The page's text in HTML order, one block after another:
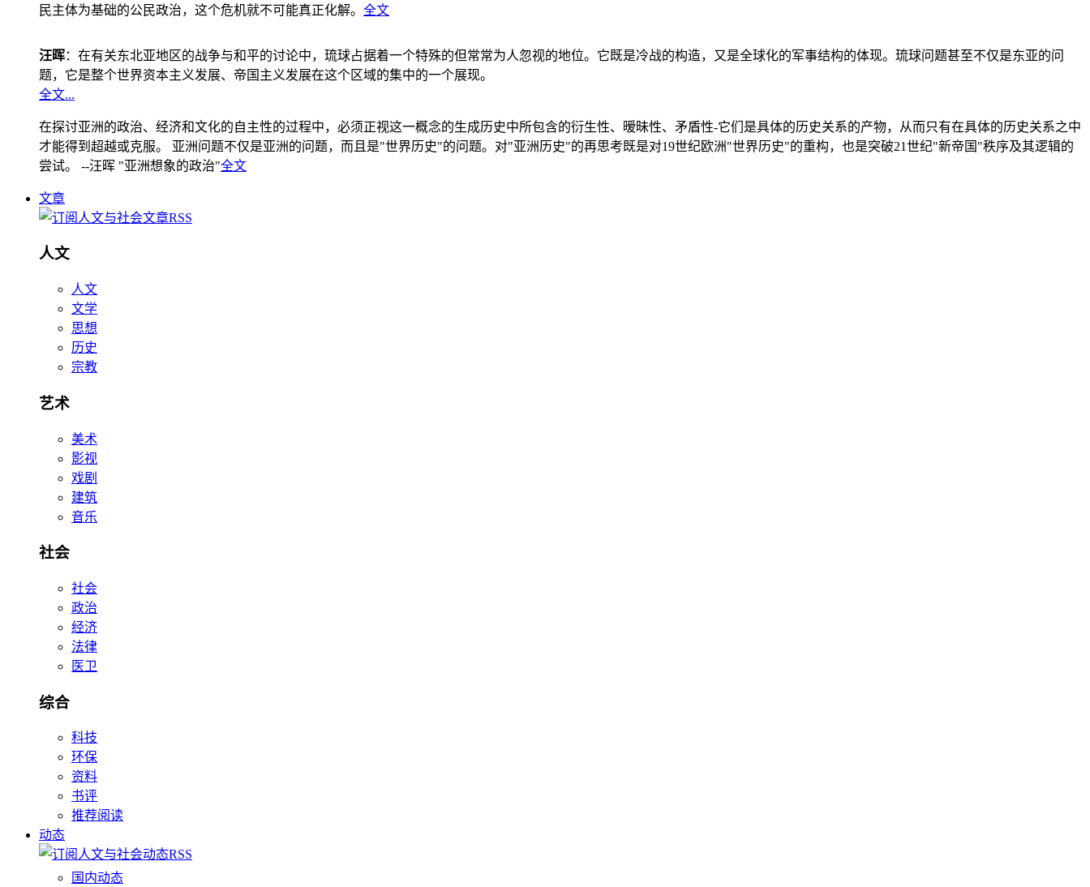
民主体为基础的公民政治，这个危机就不可能真正化解。 全文
汪晖：在有关东北亚地区的战争与和平的讨论中，琉球占据着一个特殊的但常常为人忽视的地位。它既是冷战的构造，又是全球化的军事结构的体现。琉球问题甚至不仅是东亚的问
题，它是整个世界资本主义发展、帝国主义发展在这个区域的集中的一个展现。
全文...
在探讨亚洲的政治、经济和文化的自主性的过程中，必须正视这一概念的生成历史中所包含的衍生性、暧昧性、矛盾性-它们是具体的历史关系的产物，从而只有在具体的历史关系之中
才能得到超越或克服。 亚洲问题不仅是亚洲的问题，而且是"世界历史"的问题。对"亚洲历史"的再思考既是对19世纪欧洲"世界历史"的重构，也是突破21世纪"新帝国"秩序及其逻辑的
尝试。 --汪晖 "亚洲想象的政治"全文
文章
人文
人文
文学
思想
历史
宗教
艺术
美术
影视
戏剧
建筑
音乐
社会
社会
政治
经济
法律
医卫
综合
科技
环保
资料
书评
推荐阅读
动态
国内动态